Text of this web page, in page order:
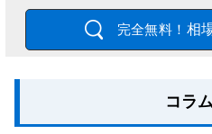
完全無料！ 相
コラ